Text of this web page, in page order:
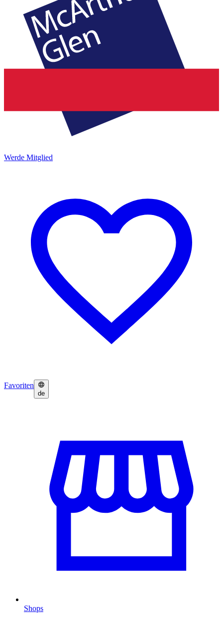
Werde Mitglied
Favoriten
de
Shops